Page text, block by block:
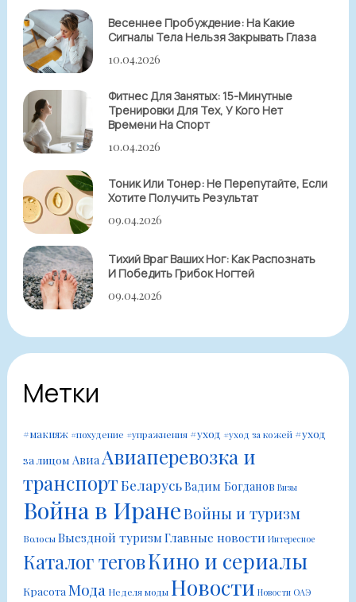
Весеннее Пробуждение: На Какие
Сигналы Тела Нельзя Закрывать Глаза
10.04.2026
Фитнес Для Занятых: 15-Минутные
Тренировки Для Тех, У Кого Нет
Времени На Спорт
10.04.2026
Тоник Или Тонер: Не Перепутайте, Если
Хотите Получить Результат
09.04.2026
Тихий Враг Ваших Ног: Как Распознать
И Победить Грибок Ногтей
09.04.2026
Метки
#макияж #похудение #упражнения #уход #уход за кожей #уход
за лицом Авиа Авиаперевозка и
транспортБеларусьВадим Богданов Визы
Война в ИранеВойны и туризм
ВолосыВыездной туризмГлавные новости Интересное
Каталог теговКино и сериалы
Красота Мода Неделя моды Новости Новости ОАЭ